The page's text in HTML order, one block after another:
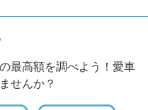
最高額を調べよう！愛車
せんか？